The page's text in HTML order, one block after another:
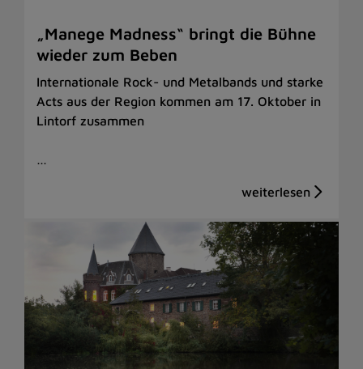
„Manege Madness“ bringt die Bühne
wieder zum Beben
Internationale Rock- und Metalbands und starke
Acts aus der Region kommen am 17. Oktober in
Lintorf zusammen
…